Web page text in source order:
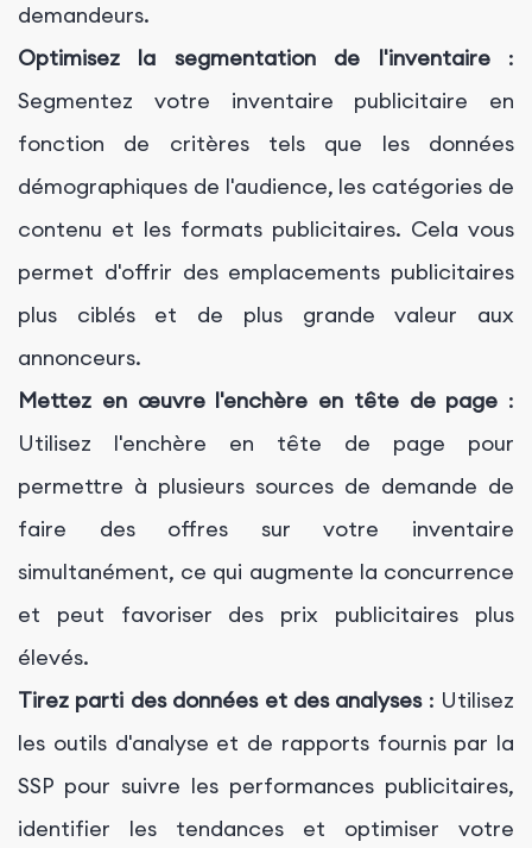
demandeurs.
Optimisez la segmentation de l'inventaire:
Segmentez votre inventaire publicitaire en
fonction de critères tels que les données
démographiques de l'audience, les catégories de
contenu et les formats publicitaires. Cela vous
permet d'offrir des emplacements publicitaires
plus ciblés et de plus grande valeur aux
annonceurs.
Mettez en œuvre l'enchère en tête de page :
Utilisez l'enchère en tête de page pour
permettre à plusieurs sources de demande de
faire des offres sur votre inventaire
simultanément, ce qui augmente la concurrence
et peut favoriser des prix publicitaires plus
élevés.
Tirez parti des données et des analyses: Utilisez
les outils d'analyse et de rapports fournis par la
SSP pour suivre les performances publicitaires,
identifier les tendances et optimiser votre